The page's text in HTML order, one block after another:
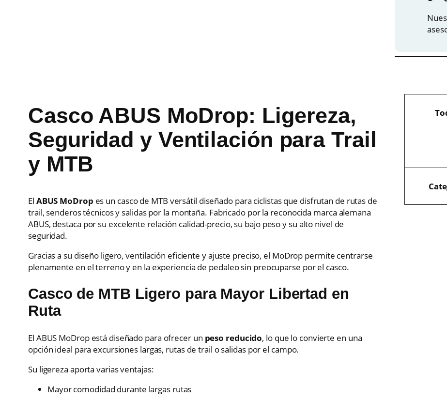
g
i
a
l
e
r
Casco ABUS MoDrop: Ligereza,
Seguridad y Ventilación para Trail
y MTB
El ABUS MoDrop es un casco de MTB versátil diseñado para ciclistas que disfrutan de rutas de
trail, senderos técnicos y salidas por la montaña. Fabricado por la reconocida marca alemana
ABUS, destaca por su excelente relación calidad-precio, su bajo peso y su alto nivel de
seguridad.
Gracias a su diseño ligero, ventilación eficiente y ajuste preciso, el MoDrop permite centrarse
plenamente en el terreno y en la experiencia de pedaleo sin preocuparse por el casco.
Casco de MTB Ligero para Mayor Libertad en
Ruta
El ABUS MoDrop está diseñado para ofrecer un peso reducido, lo que lo convierte en una
opción ideal para excursiones largas, rutas de trail o salidas por el campo.
Su ligereza aporta varias ventajas:
Mayor comodidad durante largas rutas